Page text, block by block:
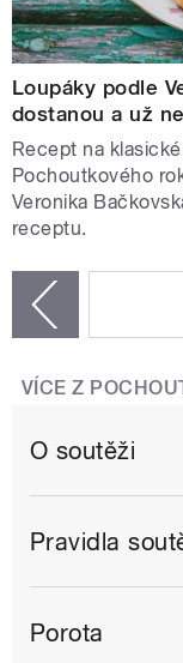
Loupáky podle
dostanou a už
Recept na
Pochoutkového
Veronika
receptu.
VÍCE Z
O soutěži
Pravidla
Porota